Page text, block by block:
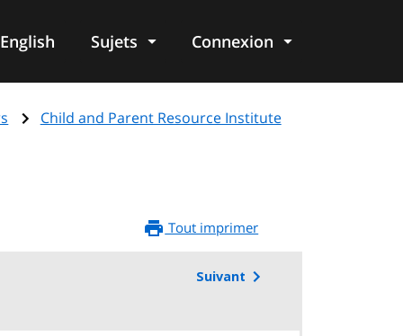
English Sujets Connexion
Child and Parent Resource Institute
Tout imprimer
Suivant